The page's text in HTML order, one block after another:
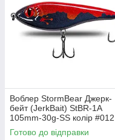
Воблер StormBear Джерк-
бейт (JerkBait) StBR-1A
105mm-30g-SS колір #012
Готово до відправки